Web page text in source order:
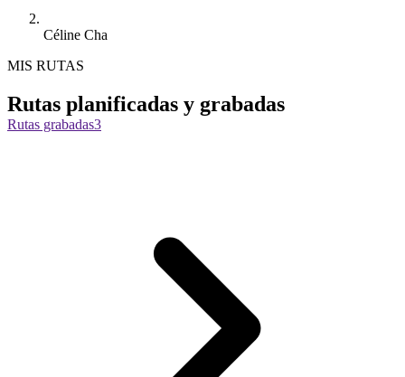
Céline Cha
MIS RUTAS
Rutas planificadas y grabadas
Rutas grabadas3